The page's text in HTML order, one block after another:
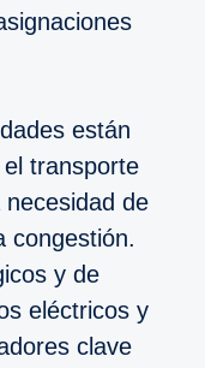
están
transporte
de
congestión.
y de
eléctricos y
clave